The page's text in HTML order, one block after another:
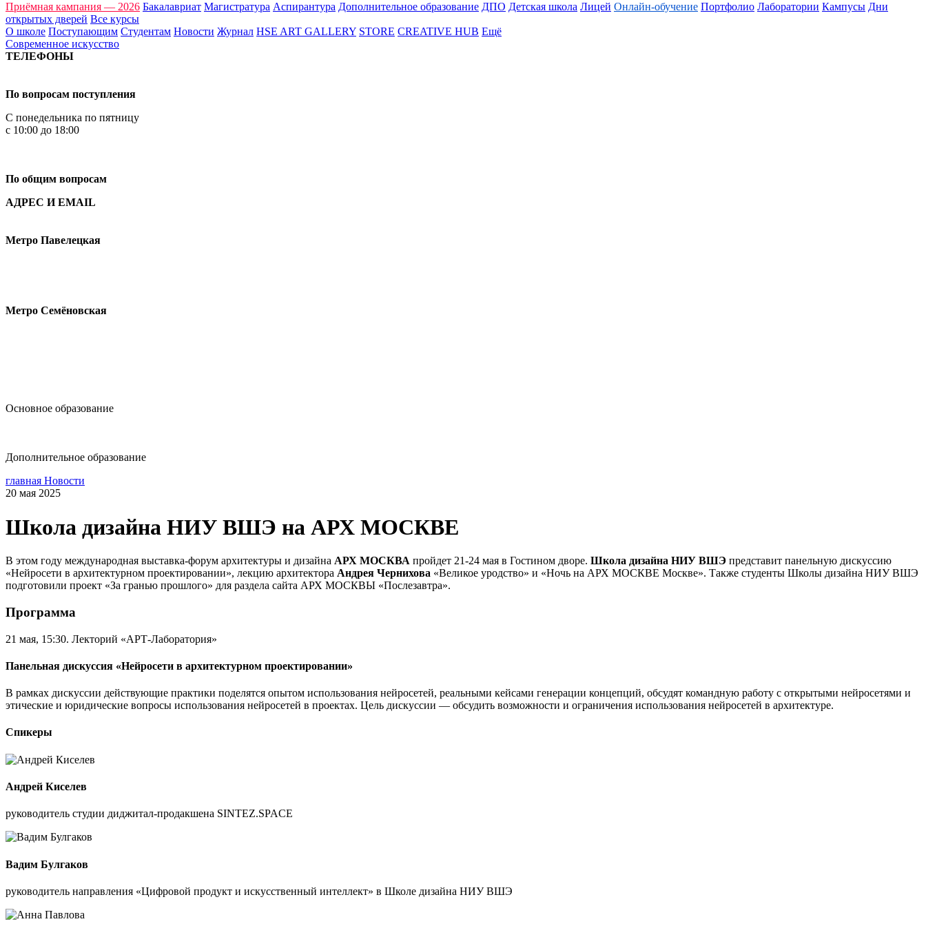
Приёмная кампания — 2026 Бакалавриат Магистратура Аспирантура Дополнительное образование ДПО Детская школа Лицей Онлайн-обучение Портфолио Лаборатории Кампусы Дни
открытых дверей Все курсы
О школе Поступающим Студентам Новости Журнал HSE ART GALLERY STORE CREATIVE HUB Ещё
Современное искусство
ТЕЛЕФОНЫ
По вопросам поступления
С понедельника по пятницу
с 10:00 до 18:00
По общим вопросам
АДРЕС И EMAIL
Метро Павелецкая
Метро Семёновская
Основное образование
Дополнительное образование
главная Новости
20 мая 2025
Школа дизайна НИУ ВШЭ на АРХ МОСКВЕ
В этом году международная выставка-форум архитектуры и дизайна АРХ МОСКВА пройдет 21-24 мая в Гостином дворе. Школа дизайна НИУ ВШЭ представит панельную дискуссию
«Нейросети в архитектурном проектировании», лекцию архитектора Андрея Чернихова «Великое уродство» и «Ночь на АРХ МОСКВЕ Москве». Также студенты Школы дизайна НИУ ВШЭ
подготовили проект «За гранью прошлого» для раздела сайта АРХ МОСКВЫ «Послезавтра».
Программа
21 мая, 15:30. Лекторий «АРТ-Лаборатория»
Панельная дискуссия «Нейросети в архитектурном проектировании»
В рамках дискуссии действующие практики поделятся опытом использования нейросетей, реальными кейсами генерации концепций, обсудят командную работу с открытыми нейросетями и
этические и юридические вопросы использования нейросетей в проектах. Цель дискуссии — обсудить возможности и ограничения использования нейросетей в архитектуре.
Спикеры
Андрей Киселев
руководитель студии диджитал-продакшена SINTEZ.SPACE
Вадим Булгаков
руководитель направления «Цифровой продукт и искусственный интеллект» в Школе дизайна НИУ ВШЭ